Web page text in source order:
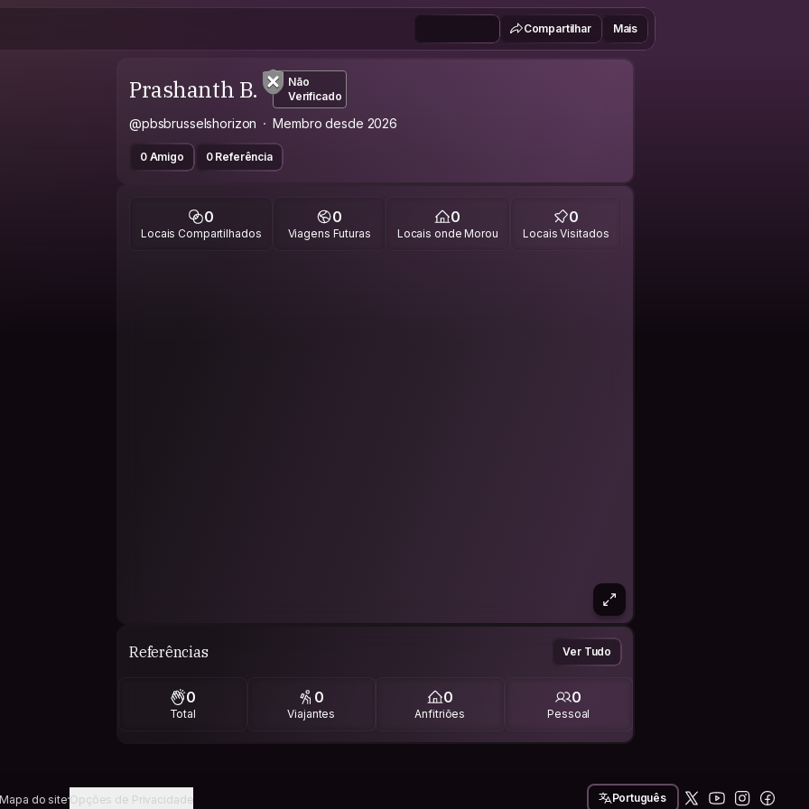
Compartilhar Mais
Prashanth B.
Não
Verificado
@pbsbrusselshorizon Membro desde 2026
0 Amigo 0 Referência
0
Locais Compartilhados
0
Viagens Futuras
0
Locais onde Morou
0
Locais Visitados
Referências Ver Tudo
0
Total
0
Viajantes
0
Anfitriões
0
Pessoal
Mapa do siteOpções de Privacidade Português